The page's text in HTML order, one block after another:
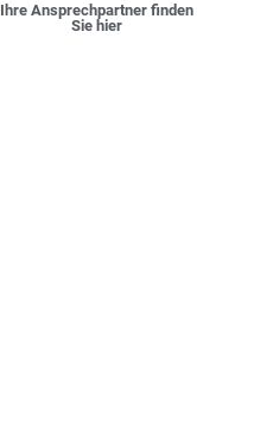
Ihre Ansprechpartner finden
Sie hier